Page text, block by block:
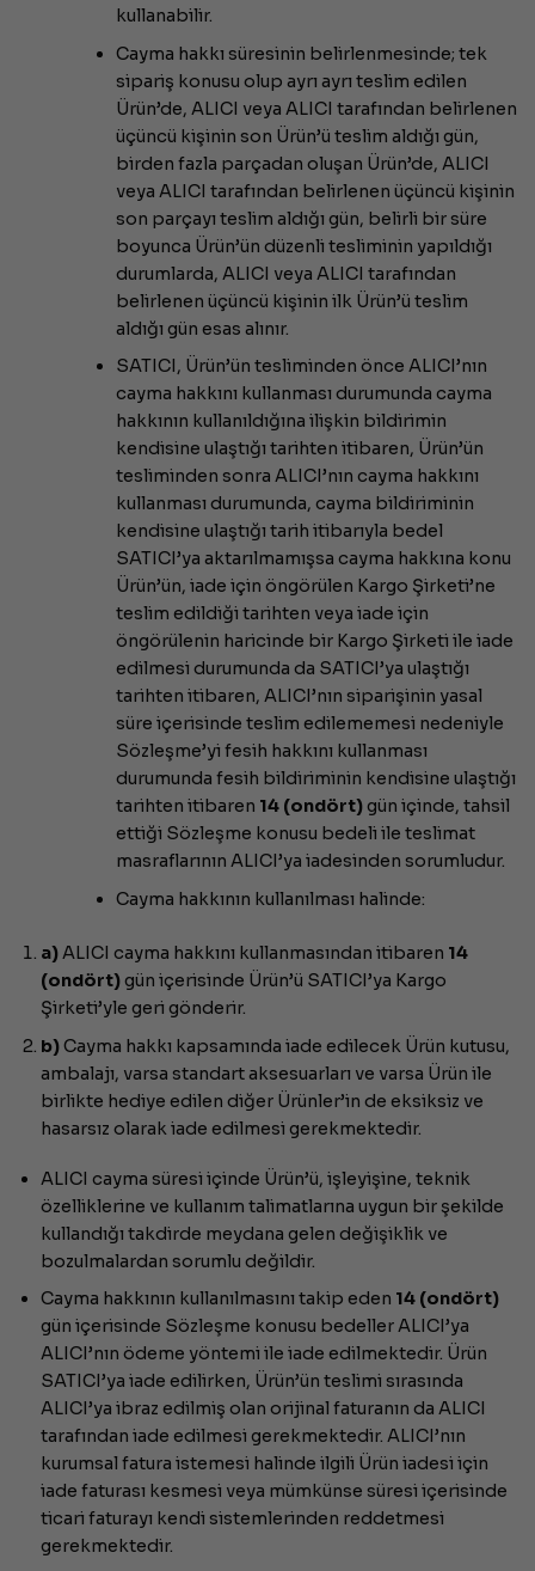
kullanabilir.
Cayma hakkı süresinin belirlenmesinde; tek
sipariş konusu olup ayrı ayrı teslim edilen
Ürün’de, ALICI veya ALICI tarafından belirlenen
üçüncü kişinin son Ürün’ü teslim aldığı gün,
birden fazla parçadan oluşan Ürün’de, ALICI
veya ALICI tarafından belirlenen üçüncü kişinin
son parçayı teslim aldığı gün, belirli bir süre
boyunca Ürün’ün düzenli tesliminin yapıldığı
durumlarda, ALICI veya ALICI tarafından
belirlenen üçüncü kişinin ilk Ürün’ü teslim
aldığı gün esas alınır.
SATICI, Ürün’ün tesliminden önce ALICI’nın
cayma hakkını kullanması durumunda cayma
hakkının kullanıldığına ilişkin bildirimin
kendisine ulaştığı tarihten itibaren, Ürün’ün
tesliminden sonra ALICI’nın cayma hakkını
kullanması durumunda, cayma bildiriminin
kendisine ulaştığı tarih itibarıyla bedel
SATICI’ya aktarılmamışsa cayma hakkına konu
Ürün’ün, iade için öngörülen Kargo Şirketi’ne
teslim edildiği tarihten veya iade için
öngörülenin haricinde bir Kargo Şirketi ile iade
edilmesi durumunda da SATICI’ya ulaştığı
tarihten itibaren, ALICI’nın siparişinin yasal
süre içerisinde teslim edilememesi nedeniyle
Sözleşme’yi fesih hakkını kullanması
durumunda fesih bildiriminin kendisine ulaştığı
tarihten itibaren 14 (ondört)gün içinde, tahsil
ettiği Sözleşme konusu bedeli ile teslimat
masraflarının ALICI’ya iadesinden sorumludur.
Cayma hakkının kullanılması halinde:
a)ALICI cayma hakkını kullanmasından itibaren 14
(ondört)gün içerisinde Ürün’ü SATICI’ya Kargo
Şirketi’yle geri gönderir.
b)Cayma hakkı kapsamında iade edilecek Ürün kutusu,
ambalajı, varsa standart aksesuarları ve varsa Ürün ile
birlikte hediye edilen diğer Ürünler’in de eksiksiz ve
hasarsız olarak iade edilmesi gerekmektedir.
ALICI cayma süresi içinde Ürün’ü, işleyişine, teknik
özelliklerine ve kullanım talimatlarına uygun bir şekilde
kullandığı takdirde meydana gelen değişiklik ve
bozulmalardan sorumlu değildir.
Cayma hakkının kullanılmasını takip eden 14 (ondört)
gün içerisinde Sözleşme konusu bedeller ALICI’ya
ALICI’nın ödeme yöntemi ile iade edilmektedir. Ürün
SATICI’ya iade edilirken, Ürün’ün teslimi sırasında
ALICI’ya ibraz edilmiş olan orijinal faturanın da ALICI
tarafından iade edilmesi gerekmektedir. ALICI’nın
kurumsal fatura istemesi halinde ilgili Ürün iadesi için
iade faturası kesmesi veya mümkünse süresi içerisinde
ticari faturayı kendi sistemlerinden reddetmesi
gerekmektedir.